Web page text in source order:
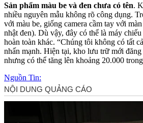
Sản phẩm màu be và đen chưa có tên.
nhiều nguyên mẫu không rõ công dụng.
với màu be, giống camera cầm tay với
nhật đen). Dù vậy, đây có thể là máy
hoàn toàn khác. “Chúng tôi không có tất
nhấn mạnh. Hiện tại, kho lưu trữ mới
nhưng có thể tăng lên khoảng 20.000
Nguồn Tin: